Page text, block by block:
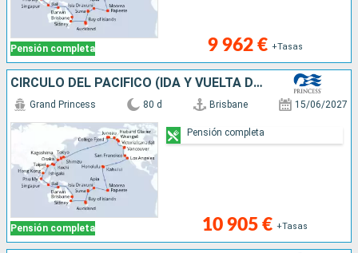
Pensión completa 9 962 € +Tasas
CÍRCULO DEL PACÍFICO (IDA Y VUELTA DESDE
Pensión completa
Grand Princess 80 d Brisbane 15/06/2027
10 905 € +Tasas
Pensión completa